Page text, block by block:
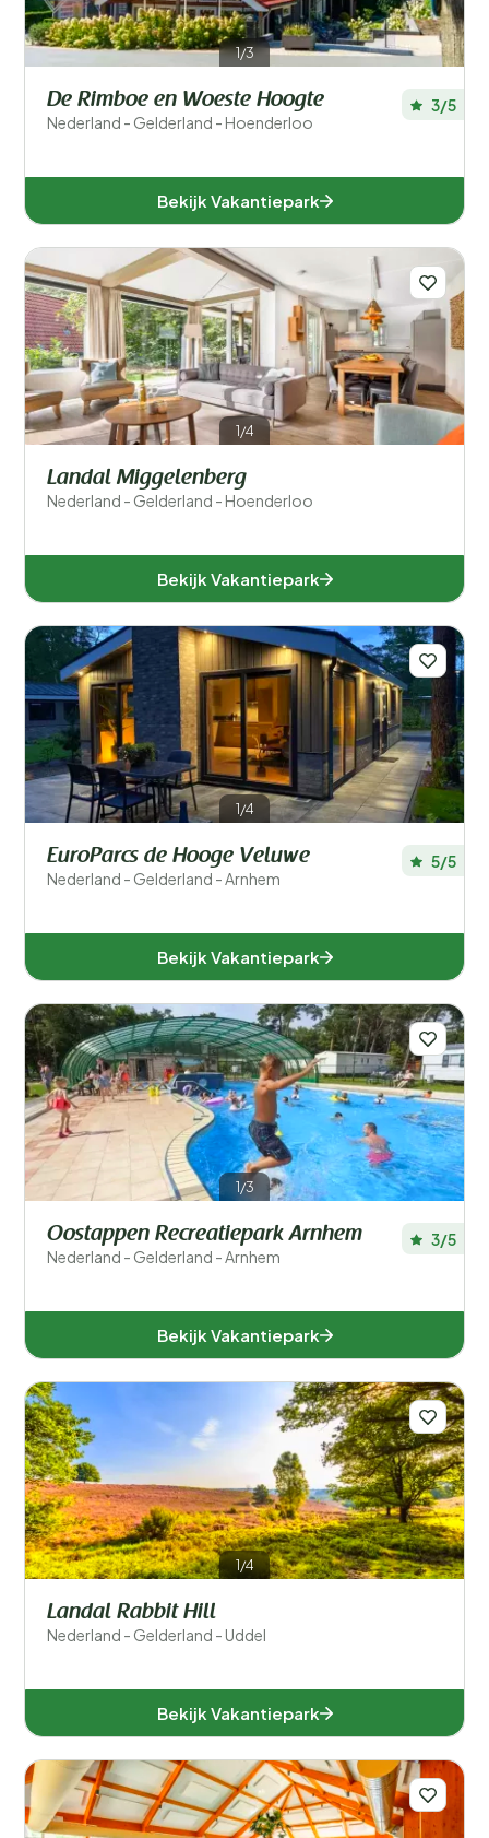
1/3
De Rimboe en Woeste Hoogte
Nederland - Gelderland - Hoenderloo
3/5
Bekijk Vakantiepark
1/4
Landal Miggelenberg
Nederland - Gelderland - Hoenderloo
Bekijk Vakantiepark
1/4
EuroParcs de Hooge Veluwe
Nederland - Gelderland - Arnhem
5/5
Bekijk Vakantiepark
1/3
Oostappen Recreatiepark Arnhem
Nederland - Gelderland - Arnhem
3/5
Bekijk Vakantiepark
1/4
Landal Rabbit Hill
Nederland - Gelderland - Uddel
Bekijk Vakantiepark